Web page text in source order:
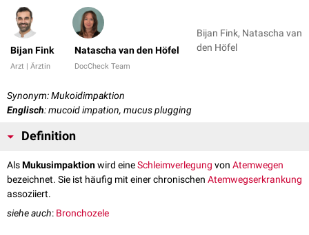
Bijan Fink
Arzt | Ärztin
Natascha van den Höfel
DocCheck Team
Bijan Fink, Natascha van
den Höfel
Synonym: Mukoidimpaktion
Englisch: mucoid impation, mucus plugging
Definition
AlsMukusimpaktionwird eineSchleimverlegung von Atemwegen
bezeichnet. Sie ist häufig mit einer chronischen Atemwegserkrankung
assoziiert.
siehe auch: Bronchozele